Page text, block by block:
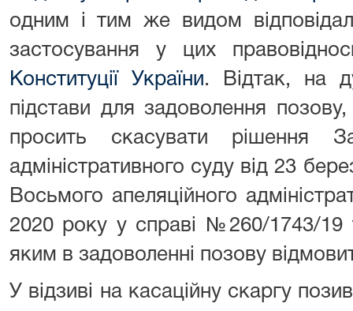
одним і тим же видом
застосування у цих
Конституції України. Відтак, на
підстави для задоволення
просить скасувати рішення
адміністративного суду від 23
Восьмого апеляційного
2020 року у справі №260/1743/19
яким в задоволенні позову
У відзиві на касаційну скаргу